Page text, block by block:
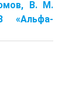
В. М.
«Альфа-